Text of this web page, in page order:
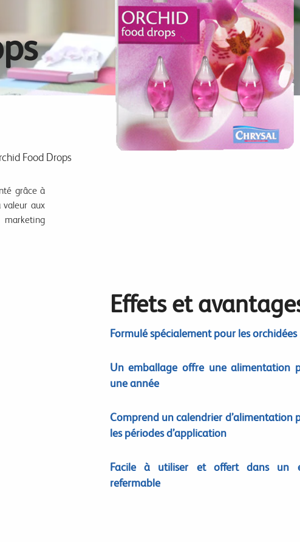
Food Drops
grâce à
aux
Effets et
Formulé spécialement pour les orchidées
Un emballage offre une alimentation
une année
Comprend un calendrier d’alimentation
les périodes d’application
Facile à utiliser et offert dans un
refermable